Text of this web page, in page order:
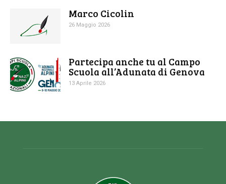
Marco Cicolin
26 Maggio 2026
Partecipa anche tu al Campo
Scuola all’Adunata di Genova
13 Aprile 2026